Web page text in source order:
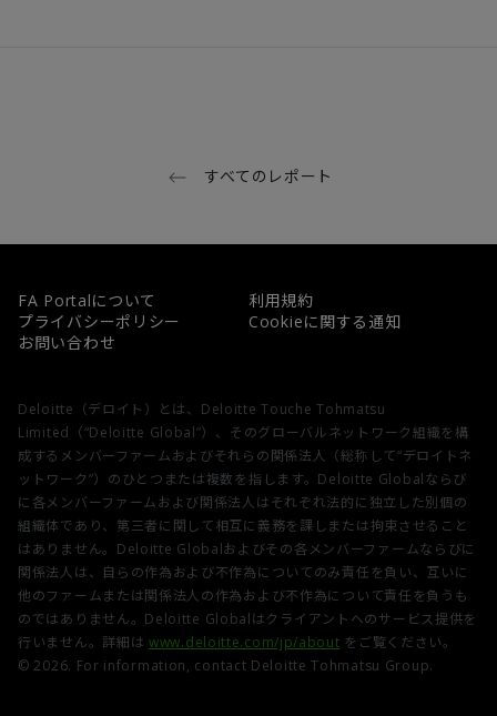
すべてのレポート
FA Portalについて
利用規約
プライバシーポリシー
Cookieに関する通知
お問い合わせ
Deloitte（デロイト）とは、Deloitte Touche Tohmatsu
Limited（“Deloitte Global”）、そのグローバルネットワーク組織を構
成するメンバーファームおよびそれらの関係法人（総称して“デロイトネ
ットワーク”）のひとつまたは複数を指します。Deloitte Globalならび
に各メンバーファームおよび関係法人はそれぞれ法的に独立した別個の
組織体であり、第三者に関して相互に義務を課しまたは拘束させること
はありません。Deloitte Globalおよびその各メンバーファームならびに
関係法人は、自らの作為および不作為についてのみ責任を負い、互いに
他のファームまたは関係法人の作為および不作為について責任を負うも
のではありません。Deloitte Globalはクライアントへのサービス提供を
行いません。詳細は www.deloitte.com/jp/about をご覧ください。
© 2026. For information, contact Deloitte Tohmatsu Group.